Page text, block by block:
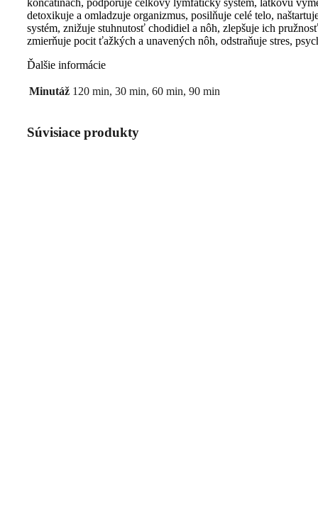
detoxikuje a omladzuje organizmus, posilňuje celé telo,
systém, znižuje stuhnutosť chodidiel a nôh, zlepšuje ich
zmierňuje pocit ťažkých a unavených nôh, odstraňuje stres,
Ďalšie informácie
Minutáž 120 min, 30 min, 60 min, 90 min
Súvisiace produkty